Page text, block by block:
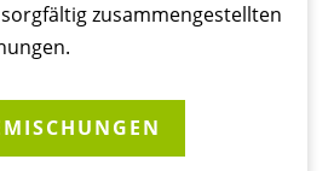
zusammengestellten